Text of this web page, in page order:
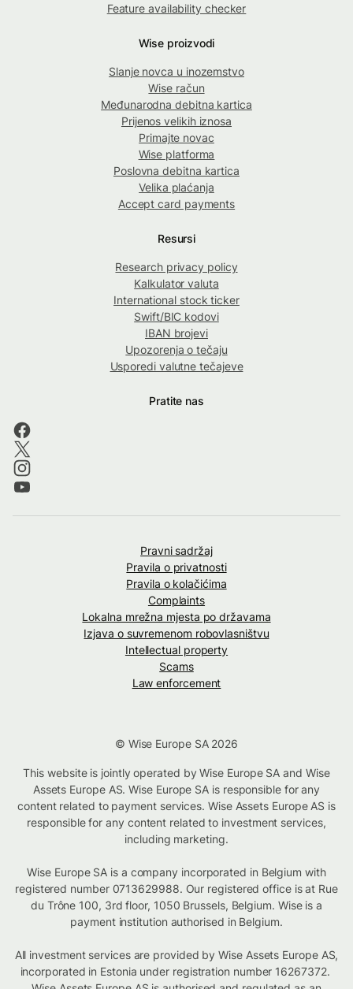
Feature availability checker
Wise proizvodi
Slanje novca u inozemstvo
Wise račun
Međunarodna debitna kartica
Prijenos velikih iznosa
Primajte novac
Wise platforma
Poslovna debitna kartica
Velika plaćanja
Accept card payments
Resursi
Research privacy policy
Kalkulator valuta
International stock ticker
Swift/BIC kodovi
IBAN brojevi
Upozorenja o tečaju
Usporedi valutne tečajeve
Pratite nas
Pravni sadržaj
Pravila o privatnosti
Pravila o kolačićima
Complaints
Lokalna mrežna mjesta po državama
Izjava o suvremenom robovlasništvu
Intellectual property
Scams
Law enforcement
© Wise Europe SA 2026
This website is jointly operated by Wise Europe SA and Wise
Assets Europe AS. Wise Europe SA is responsible for any
content related to payment services. Wise Assets Europe AS is
responsible for any content related to investment services,
including marketing.
Wise Europe SA is a company incorporated in Belgium with
registered number 0713629988. Our registered office is at Rue
du Trône 100, 3rd floor, 1050 Brussels, Belgium. Wise is a
payment institution authorised in Belgium.
All investment services are provided by Wise Assets Europe AS,
incorporated in Estonia under registration number 16267372.